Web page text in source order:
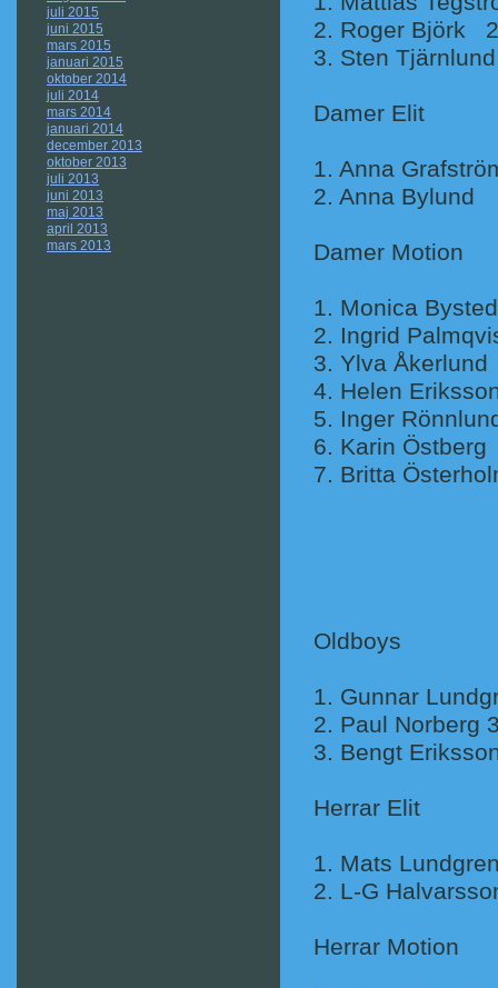
juli 2015
juni 2015
mars 2015
januari 2015
oktober 2014
juli 2014
mars 2014
januari 2014
december 2013
oktober 2013
juli 2013
juni 2013
maj 2013
april 2013
mars 2013
2. Roger Björk
3. Sten
Damer Elit
1. Anna
2. Anna
Damer Motion
1.
2. Ingrid
3. Ylva
4. Helen
5. Inger
6. Karin
7. Britta
Oldboys
1. Gunnar
2. Paul Norberg
3. Bengt
Herrar Elit
1. Mats
2. L-G
Herrar Motion